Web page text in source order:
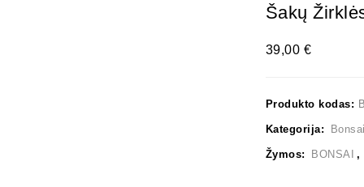
Šakų
39,00€
Produkto kodas:
Kategorija:
Žymos: BONSAI ,